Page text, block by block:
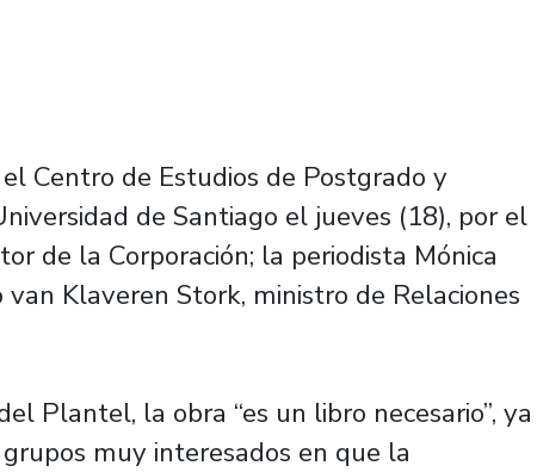
Centro de Estudios de Postgrado y
de Santiago el jueves (18), por el
de la Corporación; la periodista Mónica
Klaveren Stork, ministro de Relaciones
Plantel, la obra “es un libro necesario”, ya
muy interesados en que la